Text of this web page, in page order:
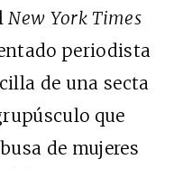
New York Times
periodista
de una secta
que
de mujeres